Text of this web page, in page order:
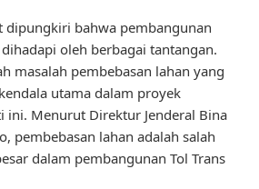
dipungkiri bahwa pembangunan
dihadapi oleh berbagai tantangan.
masalah pembebasan lahan yang
utama dalam proyek
ini. Menurut Direktur Jenderal Bina
pembebasan lahan adalah salah
dalam pembangunan Tol Trans